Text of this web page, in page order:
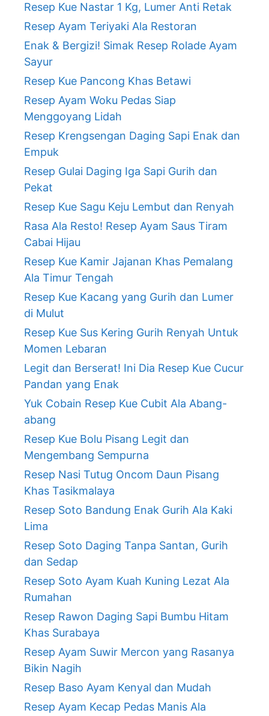
Resep Kue Nastar 1 Kg, Lumer Anti Retak
Resep Ayam Teriyaki Ala Restoran
Enak & Bergizi! Simak Resep Rolade Ayam
Sayur
Resep Kue Pancong Khas Betawi
Resep Ayam Woku Pedas Siap
Menggoyang Lidah
Resep Krengsengan Daging Sapi Enak dan
Empuk
Resep Gulai Daging Iga Sapi Gurih dan
Pekat
Resep Kue Sagu Keju Lembut dan Renyah
Rasa Ala Resto! Resep Ayam Saus Tiram
Cabai Hijau
Resep Kue Kamir Jajanan Khas Pemalang
Ala Timur Tengah
Resep Kue Kacang yang Gurih dan Lumer
di Mulut
Resep Kue Sus Kering Gurih Renyah Untuk
Momen Lebaran
Legit dan Berserat! Ini Dia Resep Kue Cucur
Pandan yang Enak
Yuk Cobain Resep Kue Cubit Ala Abang-
abang
Resep Kue Bolu Pisang Legit dan
Mengembang Sempurna
Resep Nasi Tutug Oncom Daun Pisang
Khas Tasikmalaya
Resep Soto Bandung Enak Gurih Ala Kaki
Lima
Resep Soto Daging Tanpa Santan, Gurih
dan Sedap
Resep Soto Ayam Kuah Kuning Lezat Ala
Rumahan
Resep Rawon Daging Sapi Bumbu Hitam
Khas Surabaya
Resep Ayam Suwir Mercon yang Rasanya
Bikin Nagih
Resep Baso Ayam Kenyal dan Mudah
Resep Ayam Kecap Pedas Manis Ala